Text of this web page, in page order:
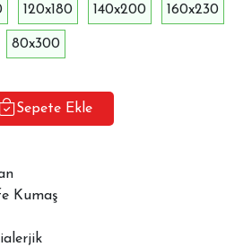
120x180 140x200 160x230
80x300
Sepete Ekle
Kumaş